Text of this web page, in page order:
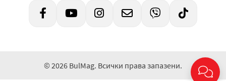
© 2026 BulMag. Всички права запазени.